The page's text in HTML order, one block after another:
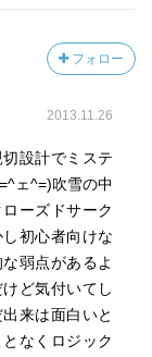
フォロー
2013.11.26
設計でミステ
ェ^=)吹雪の中
ーズドサーク
初心者向けな
弱点があるよ
ど気付いてし
来は面白いと
なくロジック